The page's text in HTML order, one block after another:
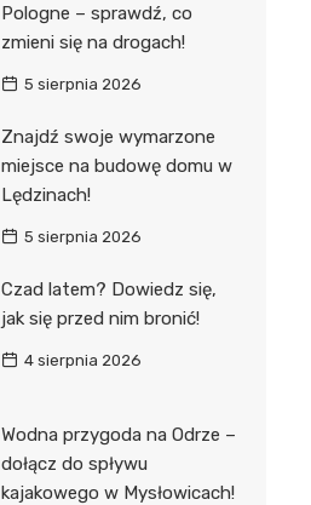
Pologne – sprawdź, co
zmieni się na drogach!
5 sierpnia 2026
Znajdź swoje wymarzone
miejsce na budowę domu w
Lędzinach!
5 sierpnia 2026
Czad latem? Dowiedz się,
jak się przed nim bronić!
4 sierpnia 2026
Wodna przygoda na Odrze –
dołącz do spływu
kajakowego w Mysłowicach!